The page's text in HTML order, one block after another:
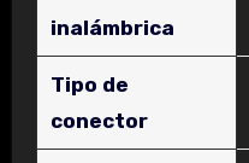
inalámbrica
Tipo de
conector